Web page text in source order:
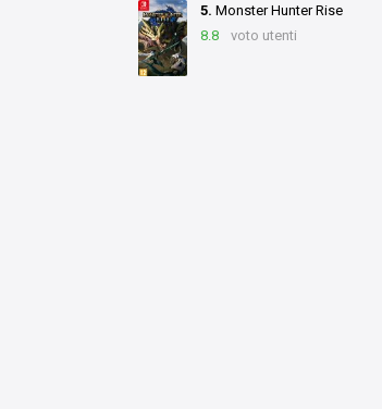
5. Monster Hunter Rise
8.8
voto utenti